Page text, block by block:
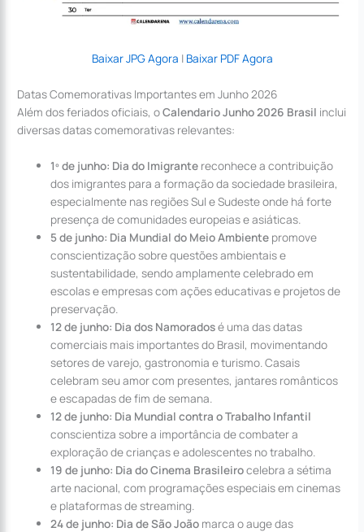
Baixar JPG Agora | Baixar PDF Agora
Datas Comemorativas Importantes em Junho 2026
Além dos feriados oficiais, oCalendario Junho 2026 Brasil inclui
diversas datas comemorativas relevantes:
1º de junho: Dia do Imigrante reconhece a contribuição
dos imigrantes para a formação da sociedade brasileira,
especialmente nas regiões Sul e Sudeste onde há forte
presença de comunidades europeias e asiáticas.
5 de junho: Dia Mundial do Meio Ambiente promove
conscientização sobre questões ambientais e
sustentabilidade, sendo amplamente celebrado em
escolas e empresas com ações educativas e projetos de
preservação.
12 de junho: Dia dos Namoradosé uma das datas
comerciais mais importantes do Brasil, movimentando
setores de varejo, gastronomia e turismo. Casais
celebram seu amor com presentes, jantares românticos
e escapadas de fim de semana.
12 de junho: Dia Mundial contra o Trabalho Infantil
conscientiza sobre a importância de combater a
exploração de crianças e adolescentes no trabalho.
19 de junho: Dia do Cinema Brasileirocelebra a sétima
arte nacional, com programações especiais em cinemas
e plataformas de streaming.
24 de junho: Dia de São João marca o auge das